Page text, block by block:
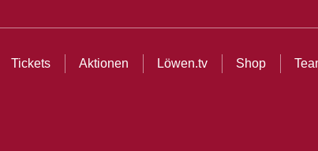
Tickets Aktionen Löwen.tv Shop
Löwen.tv Shop Teams Partner